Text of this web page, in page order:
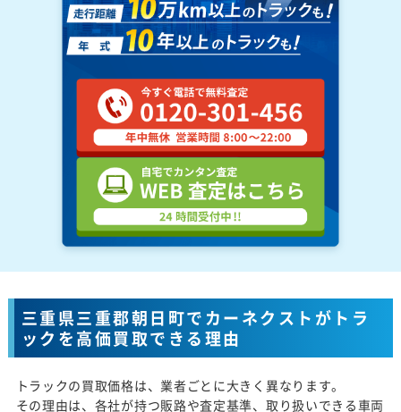
三重県三重郡朝日町でカーネクストがトラ
ックを高価買取できる理由
トラックの買取価格は、業者ごとに大きく異なります。
その理由は、各社が持つ販路や査定基準、取り扱いできる車両